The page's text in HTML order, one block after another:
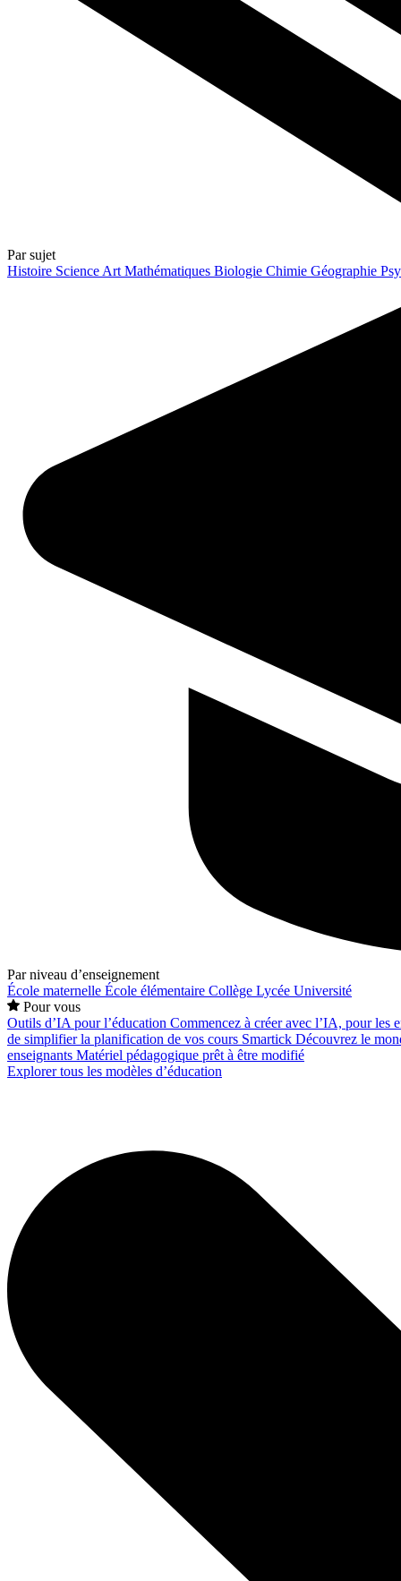
Par sujet
Histoire Science Art Mathématiques Biologie Chimie Géographie
Par niveau d’enseignement
École maternelle École élémentaire Collège Lycée Université
Pour vous
Outils d’IA pour l’éducation Commencez à créer avec l’IA, pour les
de simplifier la planification de vos cours Smartick Découvrez le
enseignants Matériel pédagogique prêt à être modifié
Explorer tous les modèles d’éducation